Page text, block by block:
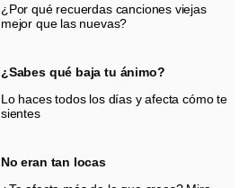
¿Por qué recuerdas canciones viejas
mejor que las nuevas?
¿Sabes qué baja tu ánimo?
Lo haces todos los días y afecta cómo te
sientes
No eran tan locas